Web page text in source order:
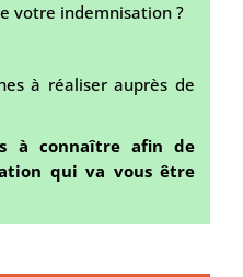
votre indemnisation ?
à réaliser auprès de
à connaître afin de
qui va vous être